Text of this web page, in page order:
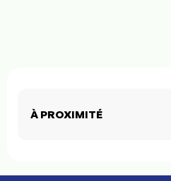
À PROXIMITÉ